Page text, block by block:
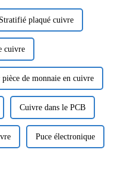
Stratifié plaqué cuivre
cuivre
de monnaie en cuivre
Cuivre dans le PCB
Puce électronique